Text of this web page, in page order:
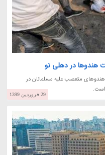
هندوها در دهلی نو
هندوهای متعصب علیه مسلمانان در
است.
29 فروردین 1399